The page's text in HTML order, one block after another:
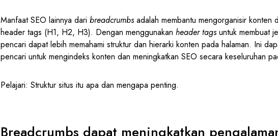
Manfaat SEO lainnya dari breadcrumbsadalah membantu mengorganisir konten
header tags (H1, H2, H3). Dengan menggunakan header tagsuntuk membuat
pencari dapat lebih memahami struktur dan hierarki konten pada halaman. Ini
pencari untuk mengindeks konten dan meningkatkan SEO secara keseluruhan
Pelajari: Struktur situs itu apa dan mengapa penting.
Breadcrumbs dapat meningkatkan